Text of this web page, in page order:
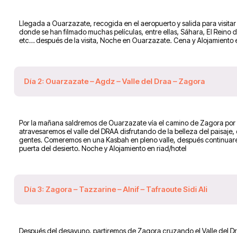
Llegada a Ouarzazate, recogida en el aeropuerto y salida para
donde se han filmado muchas películas, entre ellas, Sáhara, El Reino
etc… después de la visita, Noche en Ouarzazate. Cena y Alojamiento
Día 2: Ouarzazate – Agdz – Valle del Draa – Zagora
Por la mañana saldremos de Ouarzazate vía el camino de Zagora por
atravesaremos el valle del DRAA disfrutando de la belleza del paisaje,
gentes. Comeremos en una Kasbah en pleno valle, después
puerta del desierto. Noche y Alojamiento en riad/hotel
Día 3: Zagora – Tazzarine – Alnif – Tafraoute Sidi Ali
Después del desayuno, partiremos de Zagora cruzando el Valle del